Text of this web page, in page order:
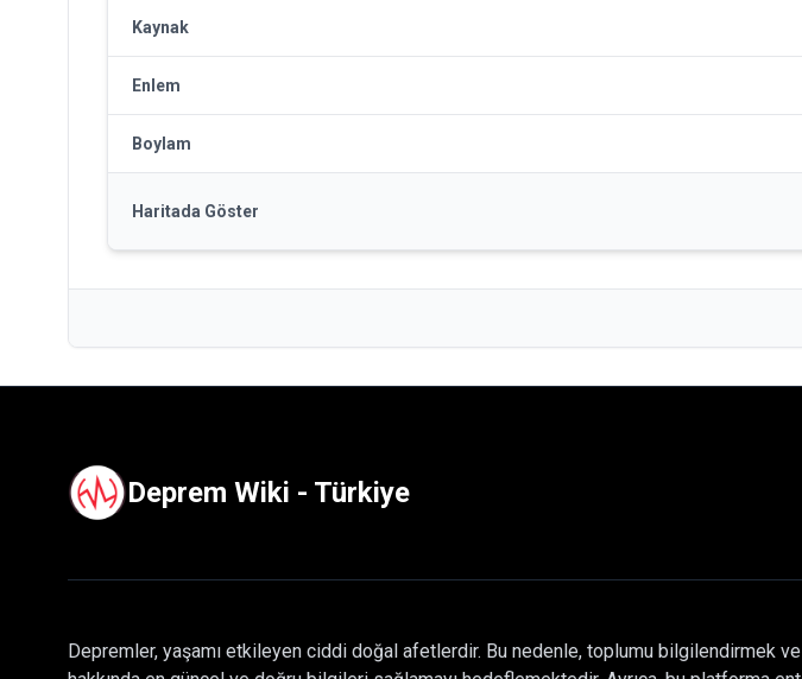
Kaynak
Enlem
Boylam
Haritada Göster
Deprem Wiki - Türkiye
Depremler, yaşamı etkileyen ciddi doğal afetlerdir. Bu nedenle, toplumu bilgilendirmek